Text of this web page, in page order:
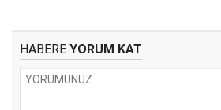
HABERE YORUM KAT